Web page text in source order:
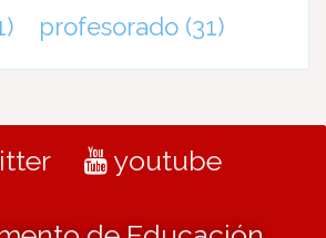
profesorado (31)
youtube